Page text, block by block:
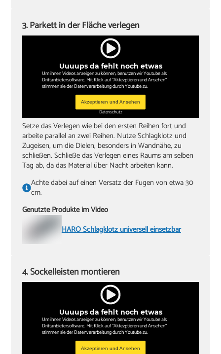
Uuuups da fehlt noch etwas
Um ihnen Videos anzeigen zu können, benutzen wir Youtube als
Drittanbietersoftware. Mit Klick auf "Aktezptieren und Ansehen"
stimmen sie der Datenverarbeitung durch Youtube zu.
Akzeptieren und Ansehen
Datenschutz
3. Parkett in der Fläche verlegen
Setze das Verlegen wie bei den ersten Reihen fort und
arbeite parallel an zwei Reihen. Nutze Schlagklotz und
Zugeisen, um die Dielen, besonders in Wandnähe, zu
schließen. Schließe das Verlegen eines Raums am selben
Tag ab, da das Material über Nacht arbeiten kann.
Achte dabei auf einen Versatz der Fugen von etwa 30
cm.
Genutzte Produkte im Video
HARO Schlagklotz universell einsetzbar
Uuuups da fehlt noch etwas
Um ihnen Videos anzeigen zu können, benutzen wir Youtube als
Drittanbietersoftware. Mit Klick auf "Aktezptieren und Ansehen"
stimmen sie der Datenverarbeitung durch Youtube zu.
Akzeptieren und Ansehen
4. Sockelleisten montieren